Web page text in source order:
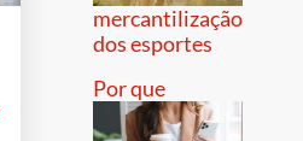
mercantilização
dos esportes
Por que